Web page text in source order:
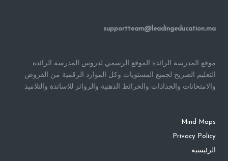
supportteam@leadingeducation.ma
موقع المدرسة الرائدة الموقع الرسمي لدروس المدرسة الرائدة
التعليم الصريح لجميع المستويات وكل الموارد الرقمية من الفروض
والامتحانات والجذاذات والخرائط الذهنية والروائز للاساتذة والتلاميذ
Mind Maps
Privacy Policy
الرئيسية